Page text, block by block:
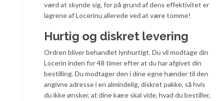
værd at skynde sig, for på grund af dens effektivitet er
lagrene af Locerinu allerede ved at være tomme!
Hurtig og diskret levering
Ordren bliver behandlet lynhurtigt. Du vil modtage din
Locerin inden for 48 timer efter at du har afgivet din
bestilling. Du modtager den i dine egne hænder til den
angivne adresse i en almindelig, diskret pakke, så hvis
du ikke ønsker, at dine kære skal vide, hvad du bestiller,